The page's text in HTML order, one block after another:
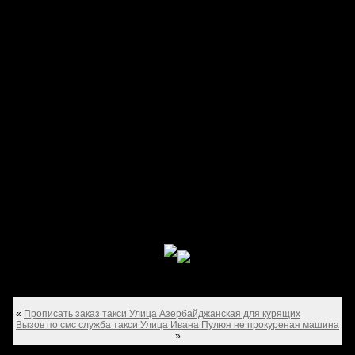
« Прописать заказ такси Улица Азербайджанская для курящих
Вызов по смс служба такси Улица Ивана Пулюя не прокуреная машина
»